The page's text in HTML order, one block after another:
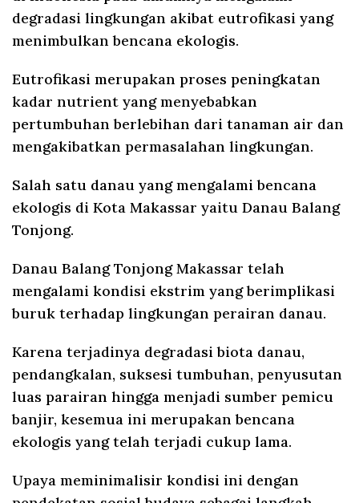
degradasi lingkungan akibat eutrofikasi yang
menimbulkan bencana ekologis.
Eutrofikasi merupakan proses peningkatan
kadar nutrient yang menyebabkan
pertumbuhan berlebihan dari tanaman air dan
mengakibatkan permasalahan lingkungan.
Salah satu danau yang mengalami bencana
ekologis di Kota Makassar yaitu Danau Balang
Tonjong.
Danau Balang Tonjong Makassar telah
mengalami kondisi ekstrim yang berimplikasi
buruk terhadap lingkungan perairan danau.
Karena terjadinya degradasi biota danau,
pendangkalan, suksesi tumbuhan, penyusutan
luas parairan hingga menjadi sumber pemicu
banjir, kesemua ini merupakan bencana
ekologis yang telah terjadi cukup lama.
Upaya meminimalisir kondisi ini dengan